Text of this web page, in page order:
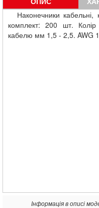
Наконечники кабельні,
Наконечники кабельні,
Наконечники кабельні,
Наконечники кабельні,
Наконечники
комплект: 200 шт. Колір
кабелю мм 1,5 - 2,5. AWG
Інформація в описі